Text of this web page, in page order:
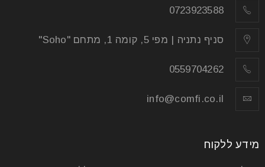
0723923588
סניף נתניה | מפי 5, קומה 1, מתחם "Soho"
0559704262
info@comfi.co.il
מידע ללקוח